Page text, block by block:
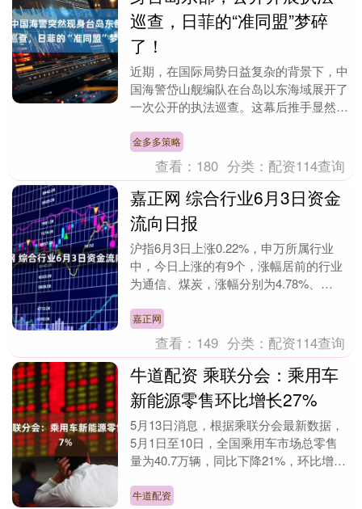
巡查，日菲的“准同盟”梦碎
了！
近期，在国际局势日益复杂的背景下，中
国海警岱山舰编队在台岛以东海域展开了
一次公开的执法巡查。这幕后推手显然是
提出要以台岛东部....
金多多策略
查看： 180 分类： 配资114查询
嘉正网 综合行业6月3日资金
流向日报
沪指6月3日上涨0.22%，申万所属行业
中，今日上涨的有9个，涨幅居前的行业
为通信、煤炭，涨幅分别为4.78%、
料，跌幅....
嘉正网
查看： 149 分类： 配资114查询
牛道配资 乘联分会：乘用车
新能源零售环比增长27%
5月13日消息，根据乘联分会最新数据，
5月1日至10日，全国乘用车市场总零售
量为40.7万辆，同比下降21%，环比增长
同....
牛道配资